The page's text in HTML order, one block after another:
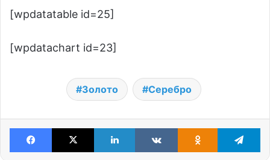
[wpdatatable id=25]
[wpdatachart id=23]
Золото Серебро
Facebook X LinkedIn VKontakteOdnoklassniki